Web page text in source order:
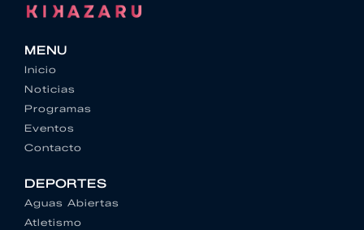
MENU
Inicio
Noticias
Programas
Eventos
Contacto
DEPORTES
Aguas Abiertas
Atletismo